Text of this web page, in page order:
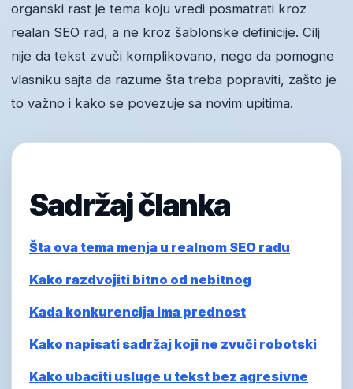
organski rast je tema koju vredi posmatrati kroz
realan SEO rad, a ne kroz šablonske definicije. Cilj
nije da tekst zvuči komplikovano, nego da pomogne
vlasniku sajta da razume šta treba popraviti, zašto je
to važno i kako se povezuje sa novim upitima.
Sadržaj članka
Šta ova tema menja u realnom SEO radu
Kako razdvojiti bitno od nebitnog
Kada konkurencija ima prednost
Kako napisati sadržaj koji ne zvuči robotski
Kako ubaciti usluge u tekst bez agresivne